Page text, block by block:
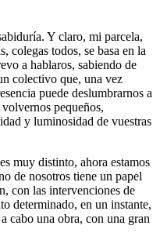
Y claro, mi parcela,
colegas todos, se basa en la
a hablaros, sabiendo de
colectivo que, una vez
puede deslumbrarnos a
pequeños,
y luminosidad de vuestras
muy distinto, ahora estamos
de nosotros tiene un papel
con las intervenciones de
determinado, en un instante,
cabo una obra, con una gran